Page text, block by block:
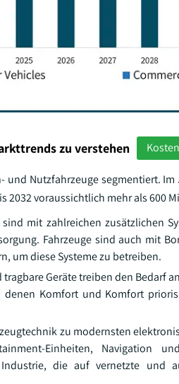
zu verstehen
Nutzfahrzeuge segmentiert.
voraussichtlich mehr als 600
mit zahlreichen zusätzlichen
Fahrzeuge sind auch mit
um diese Systeme zu betreiben.
tragbare Geräte treiben den Bedarf
denen Komfort und Komfort
zu modernsten
Einheiten, Navigation
Industrie, die auf vernetzte